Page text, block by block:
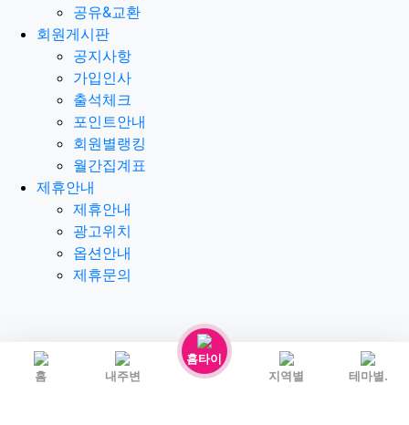
홈 내주변
홈타이
지역별
테마별.
공유&교환
회원게시판
공지사항
가입인사
출석체크
포인트안내
회원별랭킹
월간집계표
제휴안내
제휴안내
광고위치
옵션안내
제휴문의